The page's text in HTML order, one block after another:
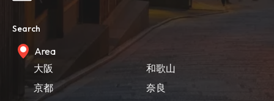
Search
Area
大阪
京都
和歌山
奈良